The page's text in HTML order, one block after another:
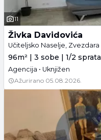
11
Živka Davidovića
96m² | 3 sobe | 1/2 sprata
Agencija • Uknjižen
Ažurirano 05.08.2026.